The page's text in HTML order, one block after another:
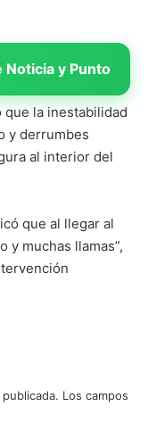
y Punto
que la inestabilidad
y derrumbes
al interior del
que al llegar al
y muchas llamas”,
Los campos